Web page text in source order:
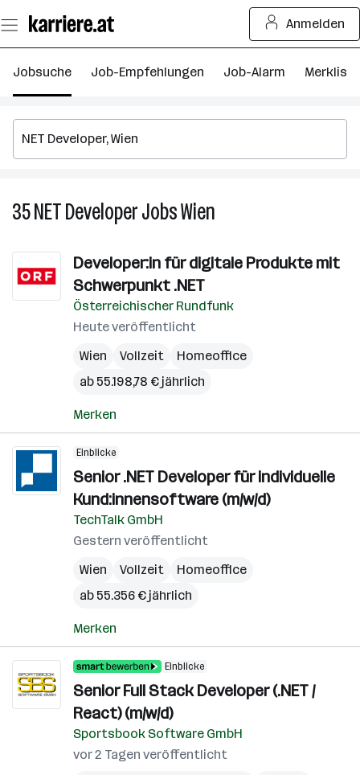
Seiteninhalt
springen
Anmelden
Jobsuche Job-Empfehlungen Job-Alarm Merkliste
35NET DeveloperJobsWien
Jobs
Wien
Developer:in für digitale Produkte mit
Schwerpunkt .NET
Österreichischer Rundfunk
Heute veröffentlicht
Wien
Vollzeit
Homeoffice
ab 55.198,78 € jährlich
Merken
Einblicke
Senior .NET Developer für individuelle
Kund:innensoftware (m/w/d)
TechTalk GmbH
Gestern veröffentlicht
Wien
Vollzeit
Homeoffice
ab 55.356 € jährlich
Merken
Einblicke
Senior Full Stack Developer (.NET /
React) (m/w/d)
Sportsbook Software GmbH
vor 2 Tagen veröffentlicht